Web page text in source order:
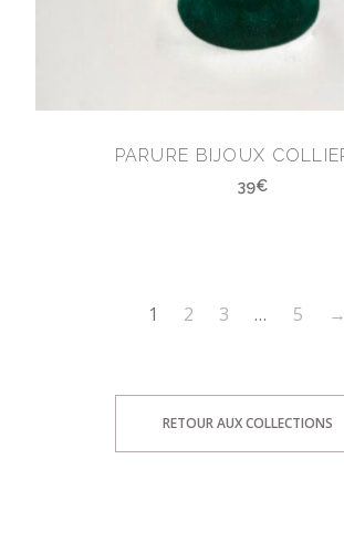
PARURE BIJOUX
39€
1 2 3 … 5 →
RETOUR AUX COLLECTIONS